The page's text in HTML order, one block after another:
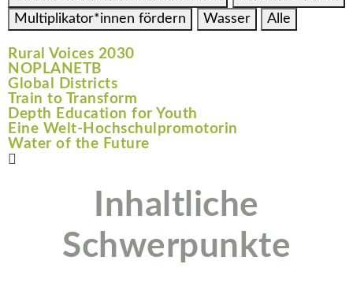
Multiplikator*innen fördern
Wasser Alle
Rural Voices 2030
NOPLANETB
Global Districts
Train to Transform
Depth Education for Youth
Eine Welt-Hochschulpromotorin
Water of the Future
Inhaltliche
Schwerpunkte